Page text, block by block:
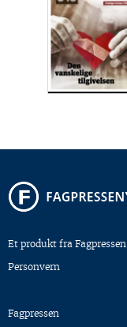
Et produkt fra Fagpressen.
Personvern
Fagpressen